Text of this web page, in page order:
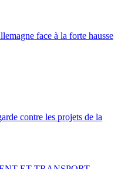
face à la forte hausse
contre les projets de la